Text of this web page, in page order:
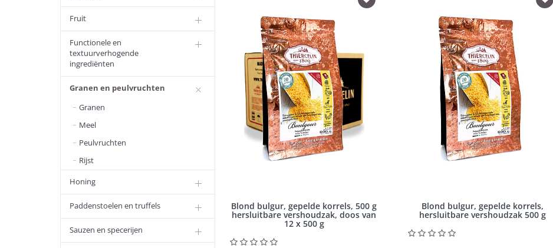
Fruit
Functionele en
textuurverhogende
ingrediënten
Granen en peulvruchten
Granen
Meel
Peulvruchten
Rijst
Honing
Paddenstoelen en truffels
Sauzen en specerijen
Blond bulgur, gepelde korrels, 500 g
hersluitbare vershoudzak, doos van
12 x 500 g
Blond bulgur, gepelde korrels,
hersluitbare vershoudzak 500 g